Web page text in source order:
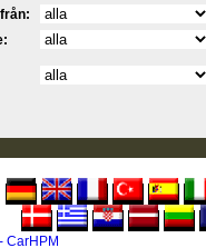
CarHPM